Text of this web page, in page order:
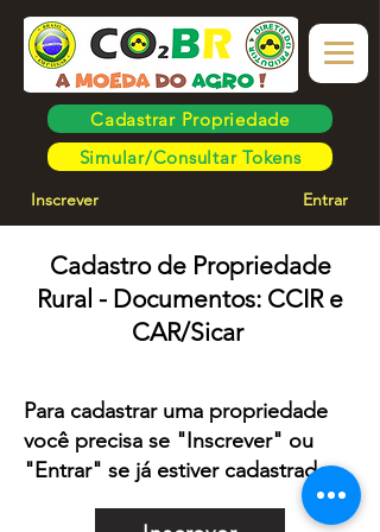
Cadastrar Propriedade
Simular/Consultar Tokens
Inscrever Entrar
Cadastro de Propriedade
Rural - Documentos: CCIR e
CAR/Sicar
Para cadastrar uma propriedade
você precisa se "Inscrever" ou
"Entrar" se já estiver cadastrado.